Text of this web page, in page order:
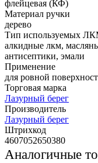
флейцевая (КФ)
Материал ручки
дерево
Тип используемых
алкидные лкм,
антисептики, эмали
Применение
для ровной
Торговая марка
Лазурный берег
Производитель
Лазурный берег
Штрихкод
4607052650380
Аналогичные